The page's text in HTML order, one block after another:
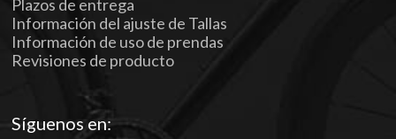
Plazos de entrega
Información del ajuste de Tallas
Información de uso de prendas
Revisiones de producto
Síguenos en: